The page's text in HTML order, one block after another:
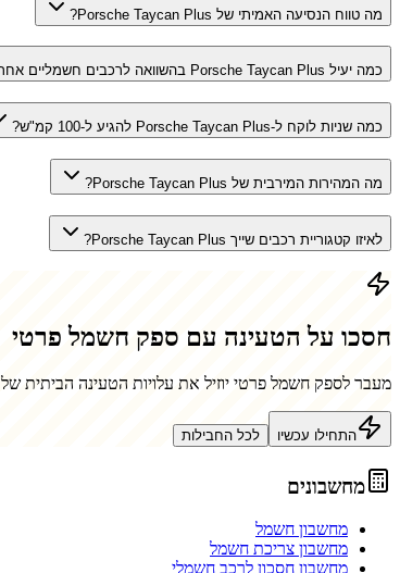
מה טווח הנסיעה האמיתי של Porsche Taycan Plus?
כמה יעיל Porsche Taycan Plus בהשוואה לרכבים חשמליים אחרים?
כמה שניות לוקח ל-Porsche Taycan Plus להגיע ל-100 קמ"ש?
מה המהירות המירבית של Porsche Taycan Plus?
לאיזו קטגוריית רכבים שייך Porsche Taycan Plus?
חסכו על הטעינה עם ספק חשמל פרטי
מעבר לספק חשמל פרטי יוזיל את עלויות הטעינה הביתית של
התחילו עכשיו לכל החבילות
מחשבונים
מחשבון חשמל
מחשבון צריכת חשמל
מחשבון חסכון לרכב חשמלי